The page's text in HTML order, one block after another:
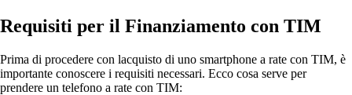
Requisiti per il Finanziamento con TIM
Prima di procedere con lacquisto di uno smartphone a rate con TIM, è
importante conoscere i requisiti necessari. Ecco cosa serve per
prendere un telefono a rate con TIM: